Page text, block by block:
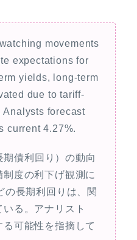
movements
expectations for
yields, long-term
due to tariff-
forecast
current 4.27%.
債利回り）の動向
度の利下げ観測に
の長期利回りは、関
る。アナリスト
可能性を指摘して